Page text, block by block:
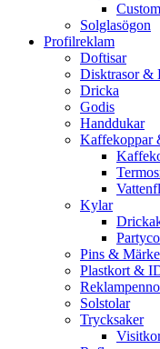
Custom
Solglasögon
Profilreklam
Doftisar
Disktrasor &
Dricka
Godis
Handdukar
Kaffekoppar
Kylar
Pins &
Plastkort &
Solstolar
Trycksaker